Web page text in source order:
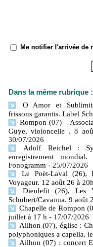
Me notifier l'arrivée de
Dans la même rubrique :
O Amor et
frissons garantis. Label
Rompon (07) –
Guye, violoncelle . 8
30/07/2026
Adolf Reichel :
enregistrement
Fonogramm - 25/07/2026
Le Poët-Laval (26),
Voyageur. 12 août 26 à
Dieulefit (26), Les
Schubert/Cavanna. 9 août
Chapelle de Rompon
juillet à 17 h - 17/07/2026
Ailhon (07), église :
polyphoniques a capella,
Ailhon (07) : concert